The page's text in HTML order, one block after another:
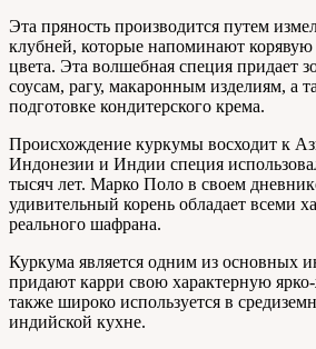
Эта пряность производится путем
клубней, которые напоминают
цвета. Эта волшебная специя придает
соусам, рагу, макаронным изделиям, а
подготовке кондитерского крема.
Происхождение куркумы восходит к
Индонезии и Индии специя
тысяч лет. Марко Поло в своем
удивительный корень обладает всеми
реального шафрана.
Куркума является одним из основных
придают карри свою характерную
также широко используется в
индийской кухне.